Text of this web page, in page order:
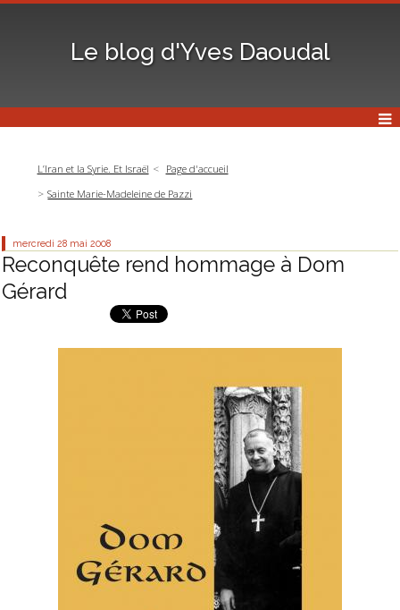
Le blog d'Yves Daoudal
L’Iran et la Syrie. Et Israël
Page d'accueil
Sainte Marie-Madeleine de Pazzi
mercredi 28 mai 2008
Reconquête rend hommage à Dom
Gérard